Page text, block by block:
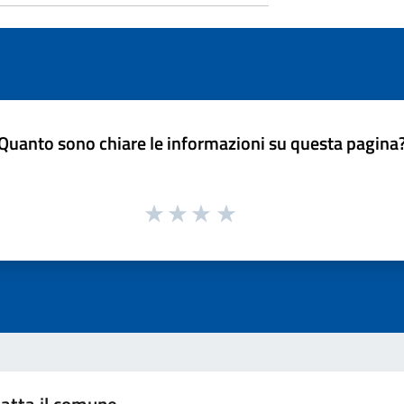
sono chiare le informazioni su questa